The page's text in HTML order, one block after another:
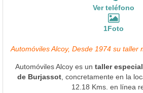
Ver teléfono
1Foto
Automóviles Alcoy, Desde 1974 su taller
Automóviles Alcoy es un taller
de Burjassot , concretamente en la
12.18 Kms. en línea